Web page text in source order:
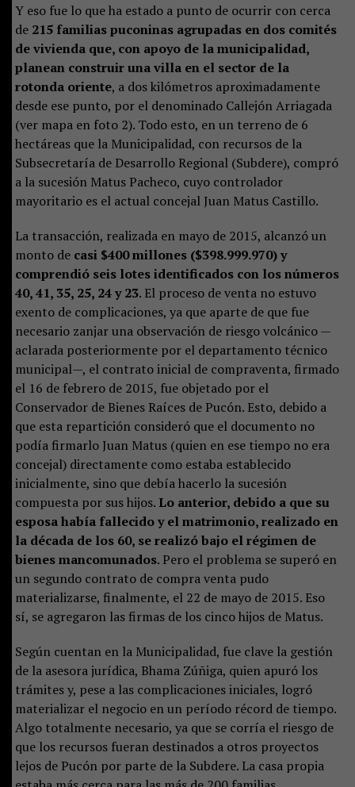
Y eso fue lo que ha estado a punto de ocurrir con cerca
de 215 familias puconinas agrupadas en dos comités
de vivienda que, con apoyo de la municipalidad,
planean construir una villa en el sector de la
rotonda oriente, a dos kilómetros aproximadamente
desde ese punto, por el denominado Callejón Arriagada
(ver mapa en foto 2). Todo esto, en un terreno de 6
hectáreas que la Municipalidad, con recursos de la
Subsecretaría de Desarrollo Regional (Subdere), compró
a la sucesión Matus Pacheco, cuyo controlador
mayoritario es el actual concejal Juan Matus Castillo.
La transacción, realizada en mayo de 2015, alcanzó un
monto de casi $400 millones ($398.999.970) y
comprendió seis lotes identificados con los números
40, 41, 35, 25, 24 y 23. El proceso de venta no estuvo
exento de complicaciones, ya que aparte de que fue
necesario zanjar una observación de riesgo volcánico —
aclarada posteriormente por el departamento técnico
municipal—, el contrato inicial de compraventa, firmado
el 16 de febrero de 2015, fue objetado por el
Conservador de Bienes Raíces de Pucón. Esto, debido a
que esta repartición consideró que el documento no
podía firmarlo Juan Matus (quien en ese tiempo no era
concejal) directamente como estaba establecido
inicialmente, sino que debía hacerlo la sucesión
compuesta por sus hijos. Lo anterior, debido a que su
esposa había fallecido y el matrimonio, realizado en
la década de los 60, se realizó bajo el régimen de
bienes mancomunados. Pero el problema se superó en
un segundo contrato de compra venta pudo
materializarse, finalmente, el 22 de mayo de 2015. Eso
sí, se agregaron las firmas de los cinco hijos de Matus.
Según cuentan en la Municipalidad, fue clave la gestión
de la asesora jurídica, Bhama Zúñiga, quien apuró los
trámites y, pese a las complicaciones iniciales, logró
materializar el negocio en un período récord de tiempo.
Algo totalmente necesario, ya que se corría el riesgo de
que los recursos fueran destinados a otros proyectos
lejos de Pucón por parte de la Subdere. La casa propia